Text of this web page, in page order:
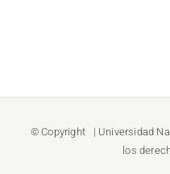
© Copyright | Universidad
los